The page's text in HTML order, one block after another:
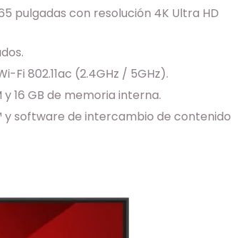
pulgadas con resolución 4K Ultra HD
Fi 802.11ac (2.4GHz / 5GHz).
16 GB de memoria interna.
y software de intercambio de contenido